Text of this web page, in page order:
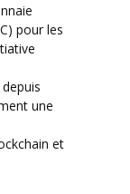
pour les
une
et